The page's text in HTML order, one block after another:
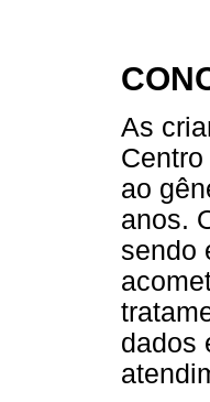
As
ao
anos.
sendo
dados